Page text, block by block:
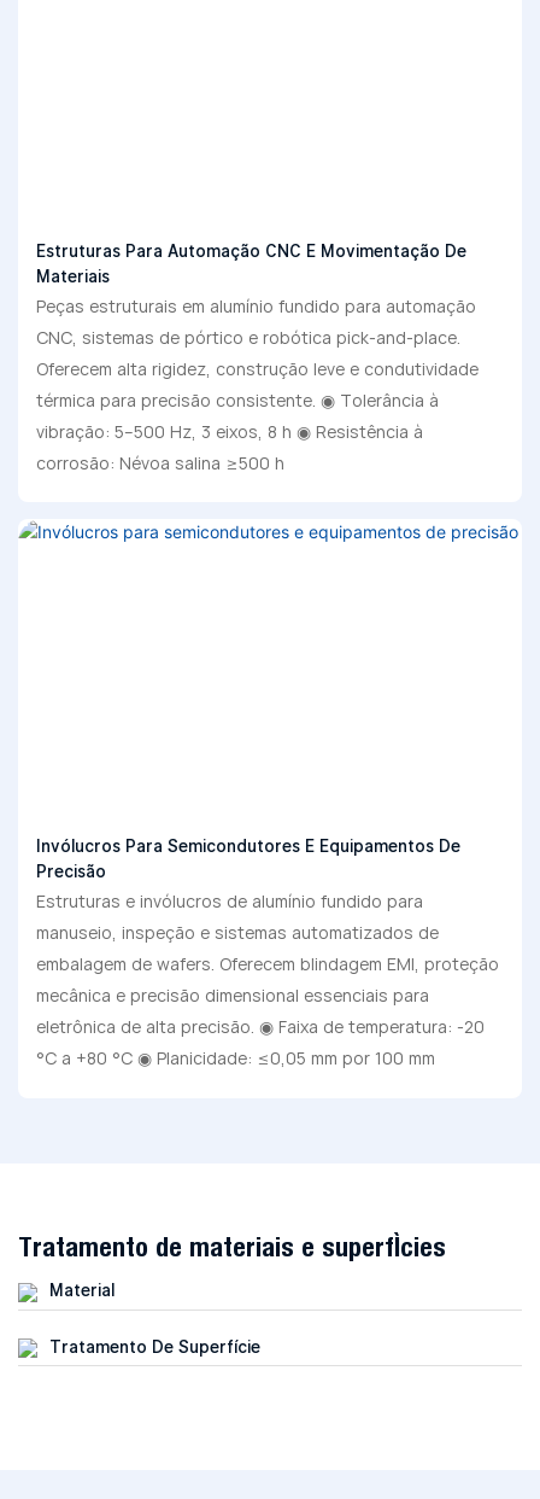
Estruturas Para Automação CNC E Movimentação De
Materiais
Peças estruturais em alumínio fundido para automação
CNC, sistemas de pórtico e robótica pick-and-place.
Oferecem alta rigidez, construção leve e condutividade
térmica para precisão consistente. ◉ Tolerância à
vibração: 5–500 Hz, 3 eixos, 8 h ◉ Resistência à
corrosão: Névoa salina ≥500 h
Invólucros Para Semicondutores E Equipamentos De
Precisão
Estruturas e invólucros de alumínio fundido para
manuseio, inspeção e sistemas automatizados de
embalagem de wafers. Oferecem blindagem EMI, proteção
mecânica e precisão dimensional essenciais para
eletrônica de alta precisão. ◉ Faixa de temperatura: -20
°C a +80 °C ◉ Planicidade: ≤0,05 mm por 100 mm
Tratamento de materiais e superfícies
Material
Tratamento De Superfície